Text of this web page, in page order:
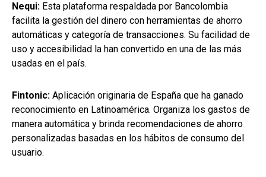
Nequi: Esta plataforma respaldada por Bancolombia
facilita la gestión del dinero con herramientas de ahorro
automáticas y categoría de transacciones. Su facilidad de
uso y accesibilidad la han convertido en una de las más
usadas en el país.
Fintonic: Aplicación originaria de España que ha ganado
reconocimiento en Latinoamérica. Organiza los gastos de
manera automática y brinda recomendaciones de ahorro
personalizadas basadas en los hábitos de consumo del
usuario.